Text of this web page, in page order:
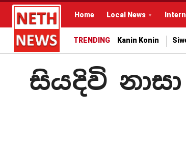
Home Local News
TRENDING Kanin Konin
සියදිවි